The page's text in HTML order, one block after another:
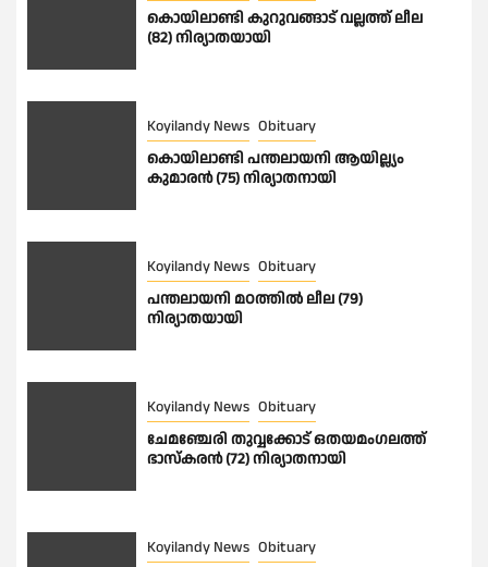
കൊയിലാണ്ടി കുറുവങ്ങാട് വല്ലത്ത് ലീല
(82) നിര്യാതയായി
Koyilandy News Obituary
കൊയിലാണ്ടി പന്തലായനി ആയില്ല്യം
കുമാരൻ (75) നിര്യാതനായി
Koyilandy News Obituary
പന്തലായനി മഠത്തിൽ ലീല (79)
നിര്യാതയായി
Koyilandy News Obituary
ചേമഞ്ചേരി തുവ്വക്കോട് ഒതയമംഗലത്ത്
ഭാസ്കരൻ (72) നിര്യാതനായി
Koyilandy News Obituary